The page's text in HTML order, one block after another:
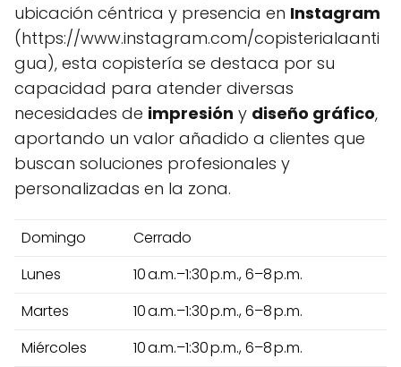
ubicación céntrica y presencia en Instagram
(https://www.instagram.com/copisterialaanti
gua), esta copistería se destaca por su
capacidad para atender diversas
necesidades de impresión y diseño gráfico,
aportando un valor añadido a clientes que
buscan soluciones profesionales y
personalizadas en la zona.
Domingo
Cerrado
Lunes
10 a.m.–1:30 p.m., 6–8 p.m.
Martes
10 a.m.–1:30 p.m., 6–8 p.m.
Miércoles
10 a.m.–1:30 p.m., 6–8 p.m.